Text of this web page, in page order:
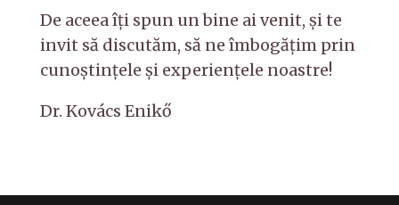
De aceea îți spun un bine ai venit, și te
invit să discutăm, să ne îmbogăţim prin
cunoștințele și experiențele noastre!
Dr. Kovács Enikő